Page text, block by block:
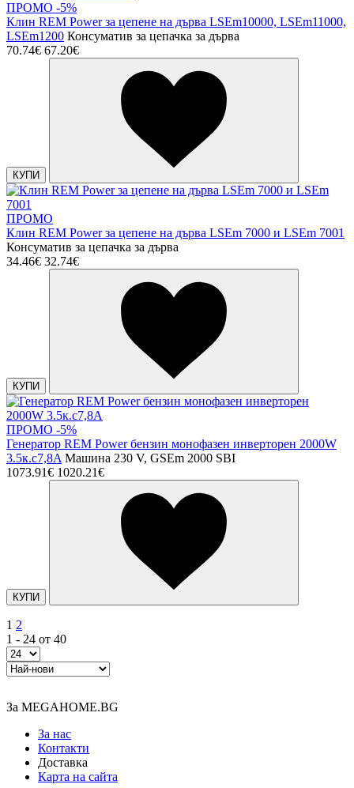
ПРОМО -5%
Клин REM Power за цепене на дърва LSEm10000, LSEm11000,
LSEm1200 Консуматив за цепачка за дърва
70.74€ 67.20€
КУПИ
ПРОМО
Клин REM Power за цепене на дърва LSEm 7000 и LSEm 7001
Консуматив за цепачка за дърва
34.46€ 32.74€
КУПИ
ПРОМО -5%
Генератор REM Power бензин монофазен инверторен 2000W
3.5к.с7,8A Машина 230 V, GSEm 2000 SBI
1073.91€ 1020.21€
КУПИ
1 2
1 - 24 от 40
За MEGAHOME.BG
За нас
Контакти
Доставка
Карта на сайта